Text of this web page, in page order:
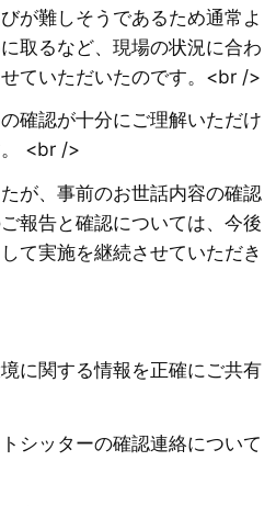
が難しそうであるため通常よ
取るなど、現場の状況に合わ
ていただいたのです。<br />
確認が十分にご理解いただけ
。 <br />
が、事前のお世話内容の確認
報告と確認については、今後
て実施を継続させていただき
に関する情報を正確にご共有
シッターの確認連絡について